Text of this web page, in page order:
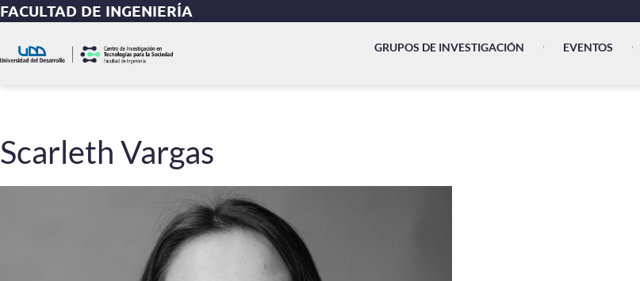
FACULTAD DE INGENIERÍA
GRUPOS DE INVESTIGACIÓN EVENTOS
Scarleth Vargas